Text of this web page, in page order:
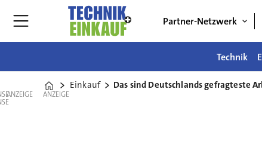
Partner-Netzwerk
Technik
Home
Einkauf Das sind Deutschlands gefragteste
ANZEIGE ANZEIGE